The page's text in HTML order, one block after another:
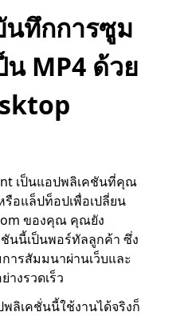
นทึกการซูม
น MP4 ด้วย
เป็นแอปพลิเคชันที่คุณ
อแล็ปท็อปเพื่อเปลี่ยน
ของคุณ คุณยัง
นนี้เป็นพอร์ทัลลูกค้า ซึ่ง
ารสัมมนาผ่านเว็บและ
างรวดเร็ว
ลิเคชั่นนี้ใช้งานได้จริงก็